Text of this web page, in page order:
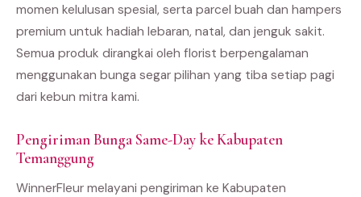
momen kelulusan spesial, serta parcel buah dan hampers
premium untuk hadiah lebaran, natal, dan jenguk sakit.
Semua produk dirangkai oleh florist berpengalaman
menggunakan bunga segar pilihan yang tiba setiap pagi
dari kebun mitra kami.
Pengiriman Bunga Same-Day ke Kabupaten
Temanggung
WinnerFleur melayani pengiriman ke Kabupaten